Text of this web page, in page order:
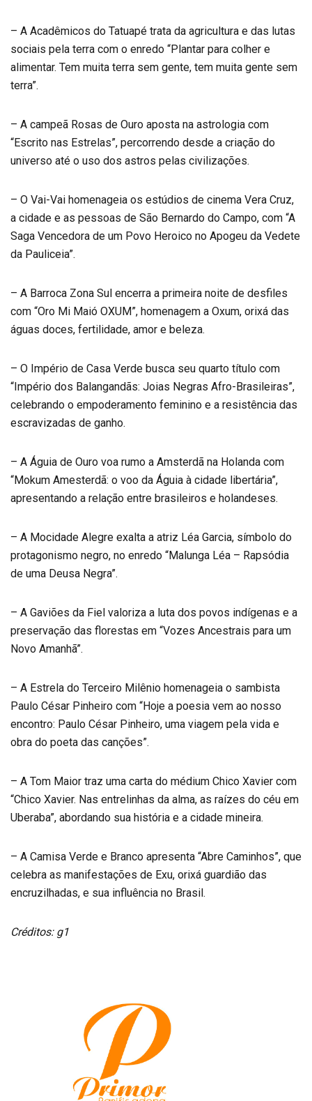
– A Acadêmicos do Tatuapé trata da agricultura e das lutas
sociais pela terra com o enredo “Plantar para colher e
alimentar. Tem muita terra sem gente, tem muita gente sem
terra”.
– A campeã Rosas de Ouro aposta na astrologia com
“Escrito nas Estrelas”, percorrendo desde a criação do
universo até o uso dos astros pelas civilizações.
– O Vai-Vai homenageia os estúdios de cinema Vera Cruz,
a cidade e as pessoas de São Bernardo do Campo, com “A
Saga Vencedora de um Povo Heroico no Apogeu da Vedete
da Pauliceia”.
– A Barroca Zona Sul encerra a primeira noite de desfiles
com “Oro Mi Maió OXUM”, homenagem a Oxum, orixá das
águas doces, fertilidade, amor e beleza.
– O Império de Casa Verde busca seu quarto título com
“Império dos Balangandãs: Joias Negras Afro-Brasileiras”,
celebrando o empoderamento feminino e a resistência das
escravizadas de ganho.
– A Águia de Ouro voa rumo a Amsterdã na Holanda com
“Mokum Amesterdã: o voo da Águia à cidade libertária”,
apresentando a relação entre brasileiros e holandeses.
– A Mocidade Alegre exalta a atriz Léa Garcia, símbolo do
protagonismo negro, no enredo “Malunga Léa – Rapsódia
de uma Deusa Negra”.
– A Gaviões da Fiel valoriza a luta dos povos indígenas e a
preservação das florestas em “Vozes Ancestrais para um
Novo Amanhã”.
– A Estrela do Terceiro Milênio homenageia o sambista
Paulo César Pinheiro com “Hoje a poesia vem ao nosso
encontro: Paulo César Pinheiro, uma viagem pela vida e
obra do poeta das canções”.
– A Tom Maior traz uma carta do médium Chico Xavier com
“Chico Xavier. Nas entrelinhas da alma, as raízes do céu em
Uberaba”, abordando sua história e a cidade mineira.
– A Camisa Verde e Branco apresenta “Abre Caminhos”, que
celebra as manifestações de Exu, orixá guardião das
encruzilhadas, e sua influência no Brasil.
Créditos: g1